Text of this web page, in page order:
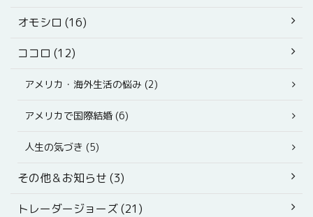
オモシロ (16)
ココロ (12)
アメリカ・海外生活の悩み (2)
アメリカで国際結婚 (6)
人生の気づき (5)
その他＆お知らせ (3)
トレーダージョーズ (21)